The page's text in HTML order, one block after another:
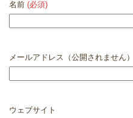
名前 (必須)
メールアドレス（公開されません）
ウェブサイト